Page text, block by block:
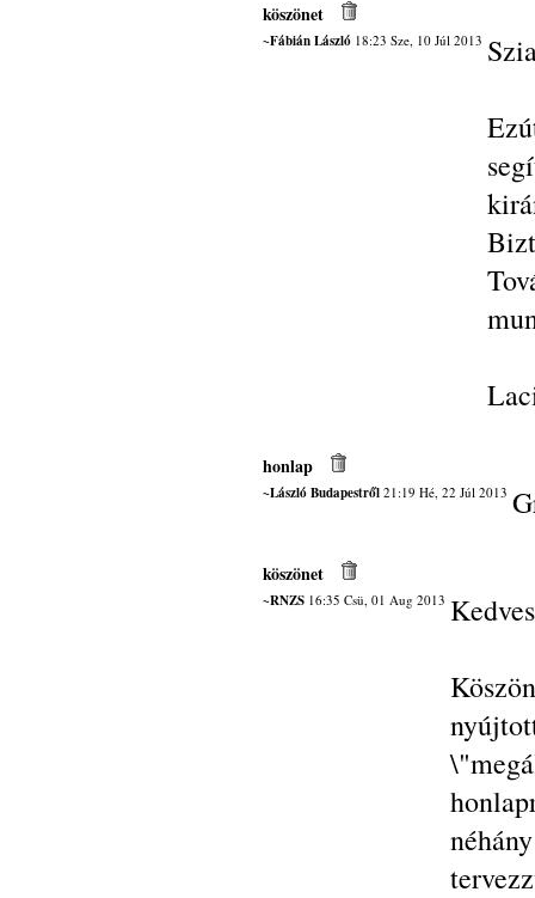
köszönet
~Fábián László 18:23 Sze, 10 Júl 2013
honlap
~László Budapestről 21:19 Hé, 22 Júl 2013
köszönet
~RNZS 16:35 Csü, 01 Aug 2013